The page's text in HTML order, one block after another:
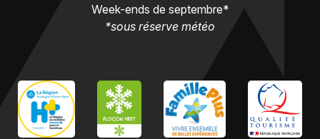
Week-ends de septembre*
*sous réserve météo